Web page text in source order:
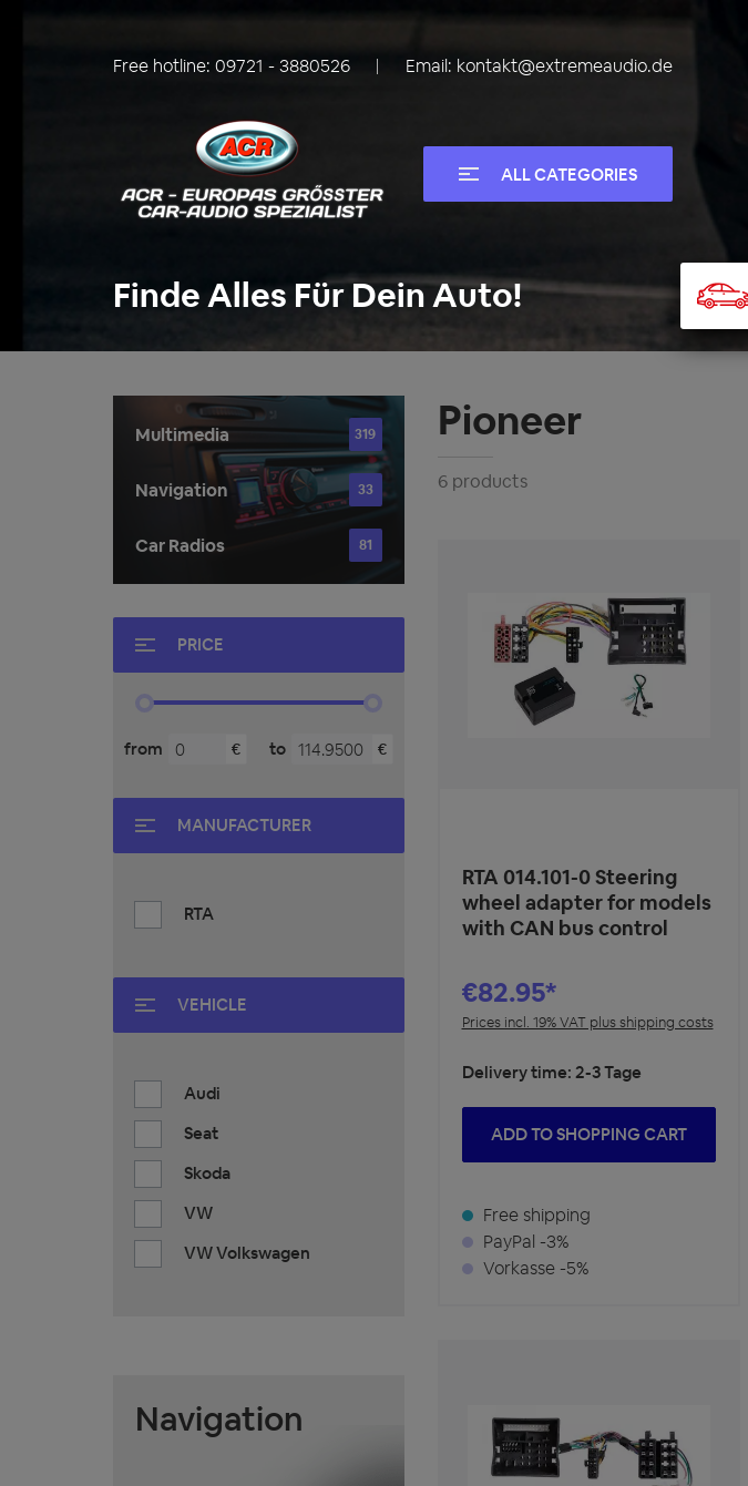
Free hotline: 09721 - 3880526 Email: kontakt@extremeaudio.de
ALL CATEGORIES
Finde Alles Für Dein Auto!
Multimedia 319
Navigation 33
Car Radios 81
PRICE
from € to €
MANUFACTURER
RTA
VEHICLE
Audi
Seat
Skoda
VW
VW Volkswagen
Navigation
Pioneer
6 products
RTA 014.101-0 Steering
wheel adapter for models
with CAN bus control
€82.95*
Prices incl. 19% VAT plus shipping costs
Delivery time: 2-3 Tage
ADD TO SHOPPING CART
Free shipping
PayPal -3%
Vorkasse -5%